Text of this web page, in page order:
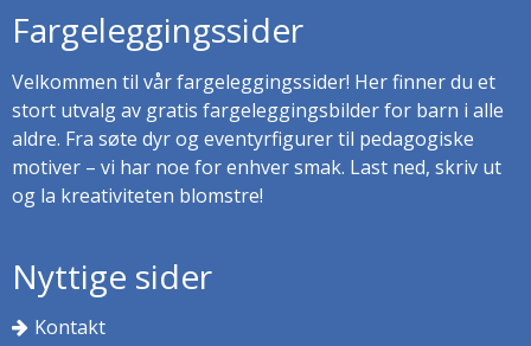
Fargeleggingssider
Velkommen til vår fargeleggingssider! Her finner du et
stort utvalg av gratis fargeleggingsbilder for barn i alle
aldre. Fra søte dyr og eventyrfigurer til pedagogiske
motiver – vi har noe for enhver smak. Last ned, skriv ut
og la kreativiteten blomstre!
Nyttige sider
Kontakt